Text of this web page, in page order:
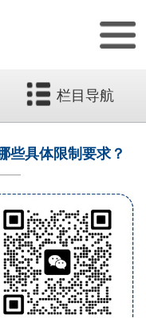
栏目导航
些具体限制要求？